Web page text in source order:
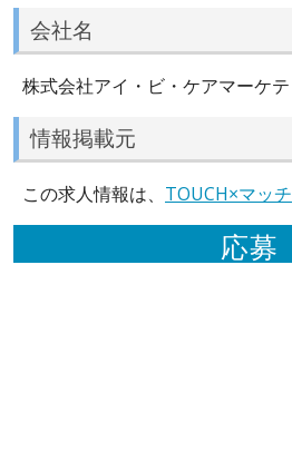
会社名
株式会社アイ・ビ・ケアマーケ
情報掲載元
この求人情報は、 TOUCH×マッチ
応募